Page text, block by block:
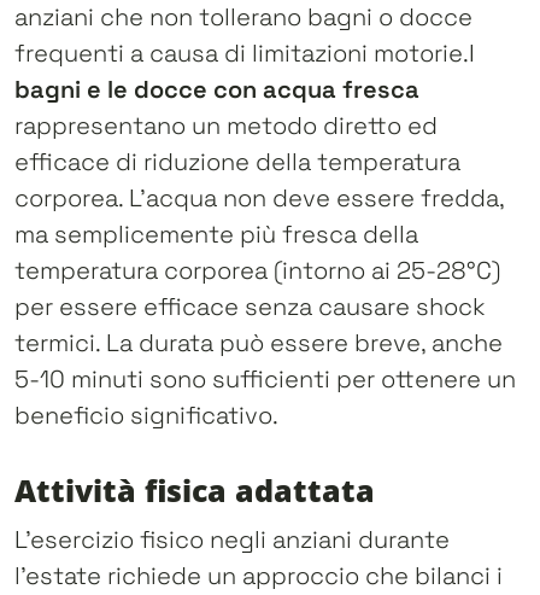
anziani che non tollerano bagni o docce
frequenti a causa di limitazioni motorie.I
bagni e le docce con acqua fresca
rappresentano un metodo diretto ed
efficace di riduzione della temperatura
corporea. L’acqua non deve essere fredda,
ma semplicemente più fresca della
temperatura corporea (intorno ai 25-28°C)
per essere efficace senza causare shock
termici. La durata può essere breve, anche
5-10 minuti sono sufficienti per ottenere un
beneficio significativo.
Attività fisica adattata
L’esercizio fisico negli anziani durante
l’estate richiede un approccio che bilanci i